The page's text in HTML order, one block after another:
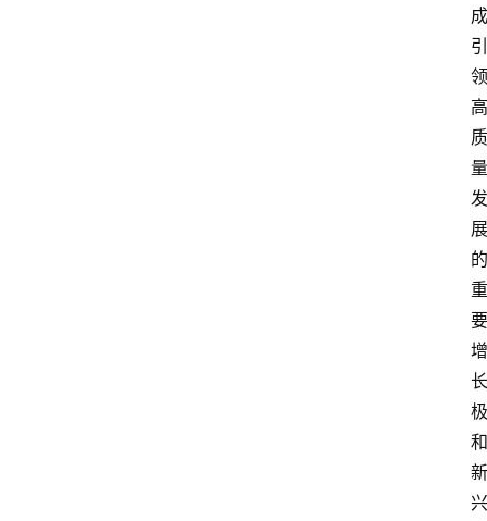
成
引
领
高
质
量
发
展
的
重
要
增
长
极
和
新
兴